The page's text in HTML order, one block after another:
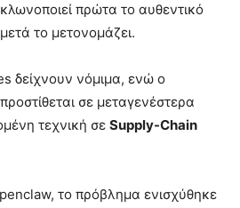
πρώτα το αυθεντικό
το μετονομάζει.
δείχνουν νόμιμα, ενώ ο
σε μεταγενέστερα
τεχνική σε Supply-Chain
το πρόβλημα ενισχύθηκε